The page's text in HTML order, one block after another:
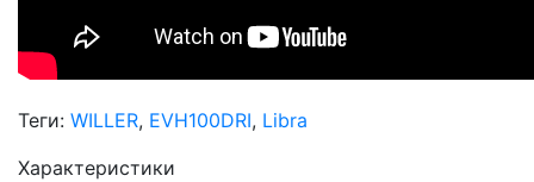
Теги: WILLER, EVH100DRI, Libra
Характеристики